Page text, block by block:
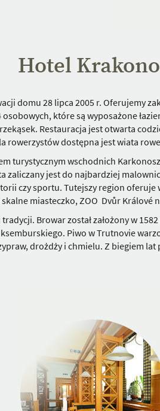
Hotel
domu 28 lipca 2005 r. Oferujemy
które są wyposażone
Restauracja jest otwarta
rowerzystów dostępna jest wiata
turystycznym wschodnich
zaliczany jest do najbardziej
czy sportu. Tutejszy region
miasteczko, ZOO Dvůr Králové
Browar został założony w
Piwo w Trutnovie
drożdży i chmielu. Z biegiem